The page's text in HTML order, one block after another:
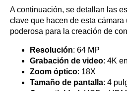
A continuación, se detallan las
clave que hacen de esta cámara
poderosa para la creación de
Resolución: 64 MP
Grabación de video: 4K
Zoom óptico: 18X
Tamaño de pantalla: 4